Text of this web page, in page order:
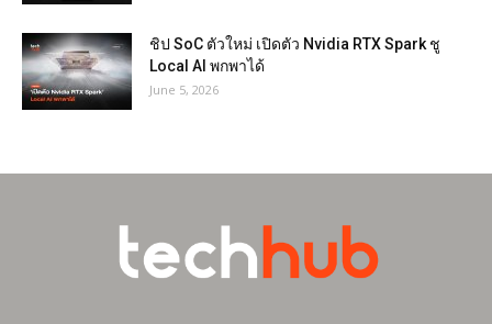
ชิป SoC ตัวใหม่ เปิดตัว Nvidia RTX Spark ชู
Local AI พกพาได้
June 5, 2026